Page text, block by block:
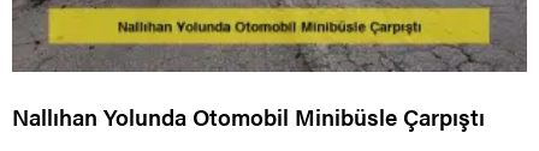
Nallıhan Yolunda Otomobil Minibüsle Çarpıştı